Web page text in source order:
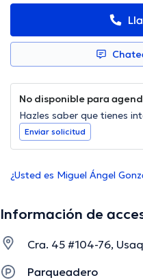
No disponible para
Hazles saber que tienes
Enviar solicitud
¿Usted es Miguel Ángel
Información de
Cra. 45 #104-76,
Parqueadero